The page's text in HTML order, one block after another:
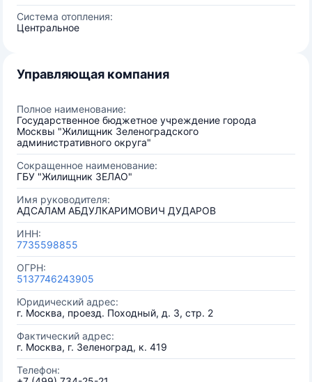
Система отопления:
Центральное
Управляющая компания
Полное наименование:
Государственное бюджетное учреждение города
Москвы "Жилищник Зеленоградского
административного округа"
Сокращенное наименование:
ГБУ "Жилищник ЗЕЛАО"
Имя руководителя:
АДСАЛАМ АБДУЛКАРИМОВИЧ ДУДАРОВ
ИНН:
7735598855
ОГРН:
5137746243905
Юридический адрес:
г. Москва, проезд. Походный, д. 3, стр. 2
Фактический адрес:
г. Москва, г. Зеленоград, к. 419
Телефон: